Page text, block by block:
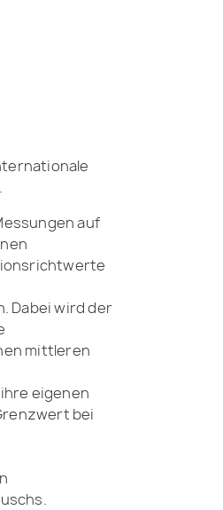
auf
Dabei wird der
mittleren
eigenen
bei